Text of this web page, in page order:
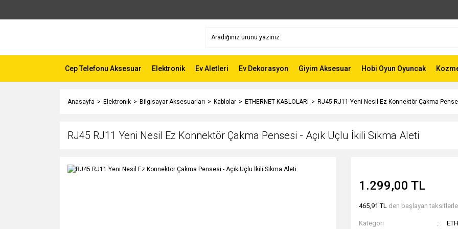
Cep Telefonu Aksesuar Elektronik Ev Aletleri Ev Dekorasyon Giyim Aksesuar Hobi Oyun Oyuncak
Anasayfa Elektronik Bilgisayar Aksesuarları Kablolar ETHERNET KABLOLARI RJ45 RJ11 Yeni Nesil Ez Konnektör Çakma
RJ45 RJ11 Yeni Nesil Ez Konnektör Çakma Pensesi - Açık Uçlu İkili Sıkma Aleti
1.299,00 TL
465,91 TL den başlayan
Kategori